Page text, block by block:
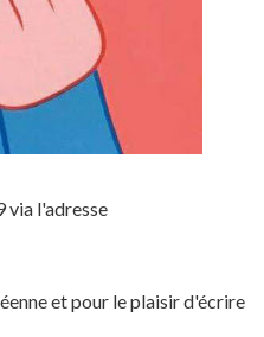
via l'adresse
et pour le plaisir d'écrire